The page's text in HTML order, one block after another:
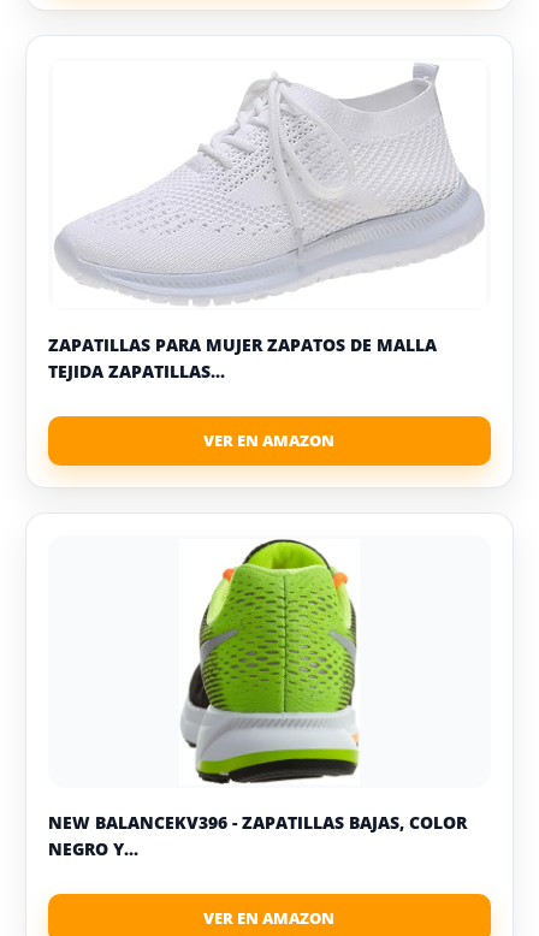
ZAPATILLAS PARA MUJER ZAPATOS DE MALLA
TEJIDA ZAPATILLAS...
NEW BALANCEKV396 - ZAPATILLAS BAJAS, COLOR
NEGRO Y...